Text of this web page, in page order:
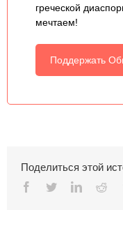
греческой
мечтаем!
Поддержать
Поделиться этой
Facebook
TwitterLinkedin